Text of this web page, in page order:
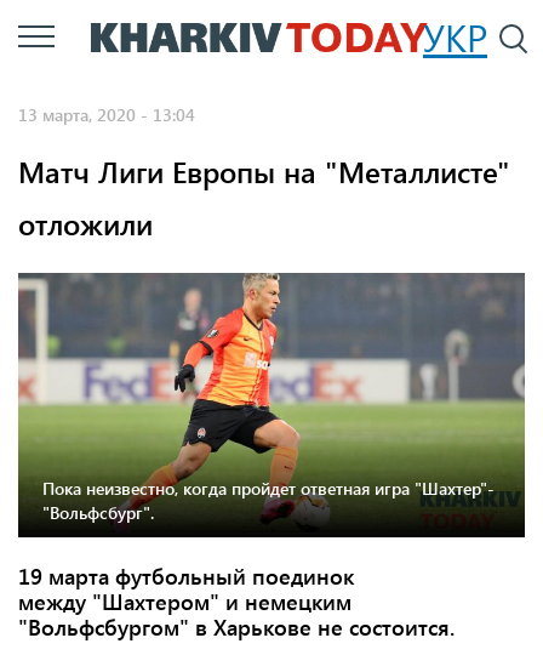
Перейти
к
УКР
13 марта, 2020 - 13:04
Матч Лиги Европы на "Металлисте"
отложили
Пока неизвестно, когда пройдет ответная игра "Шахтер"-
"Вольфсбург".
19 марта футбольный поединок
между "Шахтером" и немецким
"Вольфсбургом" в Харькове не состоится.